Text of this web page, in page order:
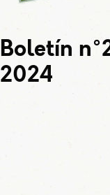
Boletín
2024